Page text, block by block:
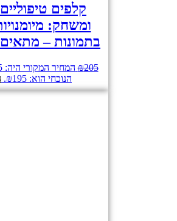
קלפים
ומשחק:
בתמונות –
₪205 המחיר המקורי היה: ₪205.
הנוכחי הוא: ₪195.